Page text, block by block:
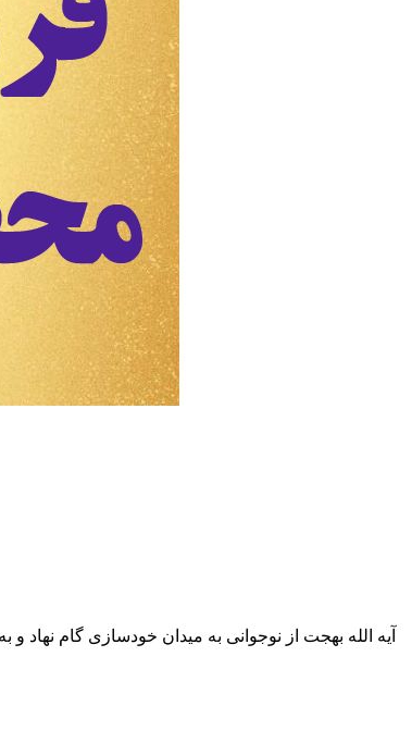
آیه الله بهجت از نوجوانى به میدان خودسازى گام